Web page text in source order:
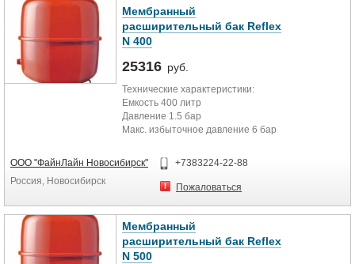
Мембранный
расширительный бак Reflex
N 400
25316 руб.
Технические характеристики:
Емкость 400 литр
Давление 1.5 бар
Макс. избыточное давление 6 бар
Присоединение 1``
Размер (высота) 1075 мм
Диаметр 740 мм
Вес брутто, кг 71,5
Объём упаковки товара, м3 0,589
Длина упаковки товара, м 0,74
ООО "ФайнЛайн Новосибирск"
Россия, Новосибирск
+7383224-22-88
Пожаловаться
Мембранный
расширительный бак Reflex
N 500